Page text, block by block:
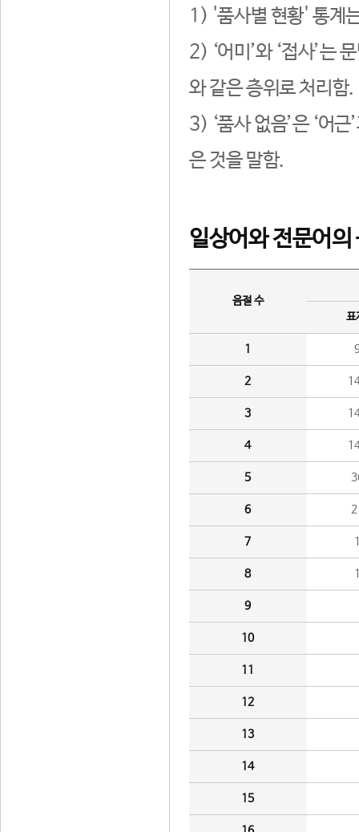
1) '품사별 현황' 통계
2) ‘어미’와 ‘접사’는
와 같은 층위로 처리함.
3) ‘품사 없음’은 ‘어
은 것을 말함.
일상어와 전문어의
음절 수
표
1
2
3
4
5
6
7
8
9
10
11
12
13
14
15